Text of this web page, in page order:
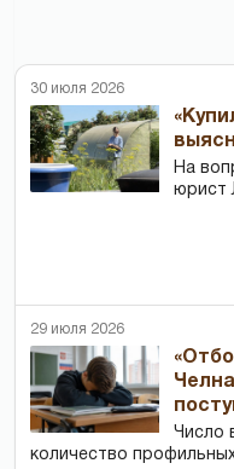
30 июля 2026
На
юрист
29 июля 2026
Число
количество